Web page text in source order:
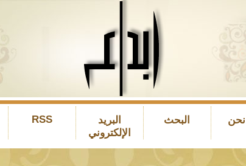
البحث
البريد
الإلكتروني
RSS